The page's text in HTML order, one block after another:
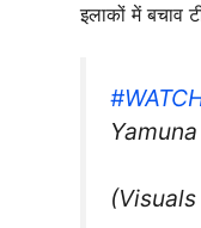
इलाकों में बचाव